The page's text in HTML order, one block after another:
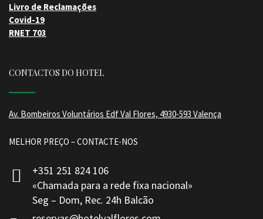
Livro de Reclamações
Covid-19
RNET 703
CONTACTOS DO HOTEL
Av. Bombeiros Voluntários Edf Val Flores, 4930-593 Valença
MELHOR PREÇO – CONTACTE-NOS
+351 251 824 106
«Chamada para a rede fixa nacional»
Seg – Dom, Rec. 24h Balcão